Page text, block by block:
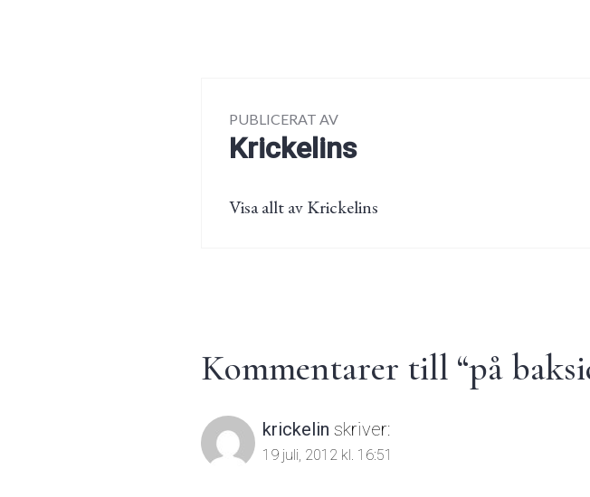
PUBLICERAT AV
Krickelins
Visa allt av Krickelins
Kommentarer till “på
krickelin skriver:
19 juli, 2012 kl. 16:51